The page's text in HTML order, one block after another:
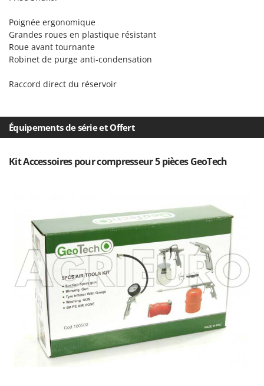
Shark
Silky
Simatech
Smeg
Solidur
Spring Protezione
Spyro
Stanley
Stiga
Stocker
Sunseeker
Tecla
TecnoGen
Poignée ergonomique
Grandes roues en plastique résistant
Roue avant tournante
Robinet de purge anti-condensation
Raccord direct du réservoir
Équipements de série et Offert
Kit Accessoires pour compresseur 5 pièces GeoTech